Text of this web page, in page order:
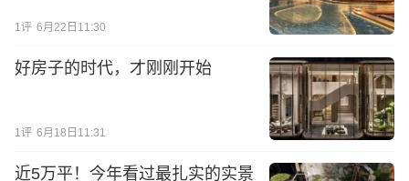
1评 6月22日11:30
好房子的时代，才刚刚开始
1评 6月18日11:31
近5万平！今年看过最扎实的实景